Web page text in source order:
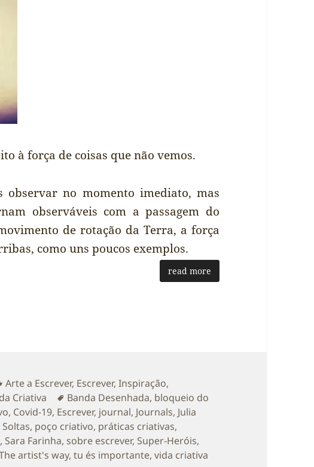
à força de coisas que não vemos.
observar no momento imediato, mas
observáveis com a passagem do
de rotação da Terra, a força
como uns poucos exemplos.
read more
Categorias
Arte a Escrever, Escrever,Inspiração,
Criativa Etiquetas
Banda Desenhada, bloqueio do
, Covid-19, Escrever, journal, Journals, Julia
, poço criativo, práticas criativas,
, Sara Farinha, sobre escrever, Super-Heróis,
artist's way,tu és importante,vida criativa